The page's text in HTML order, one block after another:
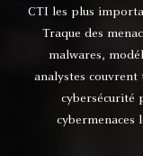
CTI les plus
Traque des
malwares,
analystes couvrent
cybersécurité
cybermenaces